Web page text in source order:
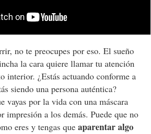
no te preocupes por eso. El sueño
la cara quiere llamar tu atención
interior. ¿Estás actuando conforme a
siendo una persona auténtica?
vayas por la vida con una máscara
impresión a los demás. Puede que no
eres y tengas que aparentar algo